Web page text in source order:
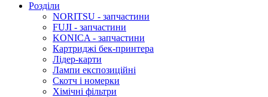
Розділи
NORITSU - запчастини
FUJI - запчастини
KONICA - запчастини
Картриджі бек-принтера
Лідер-карти
Лампи експозиційні
Скотч і номерки
Хімічні фільтри